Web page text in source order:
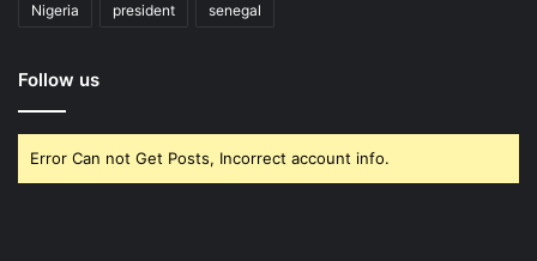
Nigeria president senegal
Follow us
Error Can not Get Posts, Incorrect account info.